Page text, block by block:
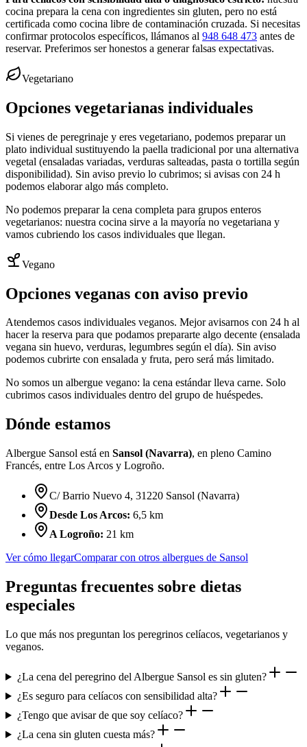
cocina prepara la cena con ingredientes sin gluten, pero no está
certificada como cocina libre de contaminación cruzada. Si necesitas
confirmar protocolos específicos, llámanos al 948 648 473 antes de
reservar. Preferimos ser honestos a generar falsas expectativas.
Vegetariano
Opciones vegetarianas individuales
Si vienes de peregrinaje y eres vegetariano, podemos preparar un
plato individual sustituyendo la paella tradicional por una alternativa
vegetal (ensaladas variadas, verduras salteadas, pasta o tortilla según
disponibilidad). Sin aviso previo lo cubrimos; si avisas con 24 h
podemos elaborar algo más completo.
No podemos preparar la cena completa para grupos enteros
vegetarianos: nuestra cocina sirve a la mayoría no vegetariana y
vamos cubriendo los casos individuales que llegan.
Vegano
Opciones veganas con aviso previo
Atendemos casos individuales veganos. Mejor avisarnos con 24 h al
hacer la reserva para que podamos prepararte algo decente (ensalada
vegana sin huevo, verduras, legumbres según el día). Sin aviso
podemos cubrirte con ensalada y fruta, pero será más limitado.
No somos un albergue vegano: la cena estándar lleva carne. Solo
cubrimos casos individuales dentro del grupo de huéspedes.
Dónde estamos
Albergue Sansol está en Sansol (Navarra), en pleno Camino
Francés, entre Los Arcos y Logroño.
C/ Barrio Nuevo 4, 31220 Sansol (Navarra)
Desde Los Arcos: 6,5 km
A Logroño: 21 km
Ver cómo llegarComparar con otros albergues de Sansol
Preguntas frecuentes sobre dietas
especiales
Lo que más nos preguntan los peregrinos celíacos, vegetarianos y
veganos.
¿La cena del peregrino del Albergue Sansol es sin gluten?
¿Es seguro para celíacos con sensibilidad alta?
¿Tengo que avisar de que soy celíaco?
¿La cena sin gluten cuesta más?